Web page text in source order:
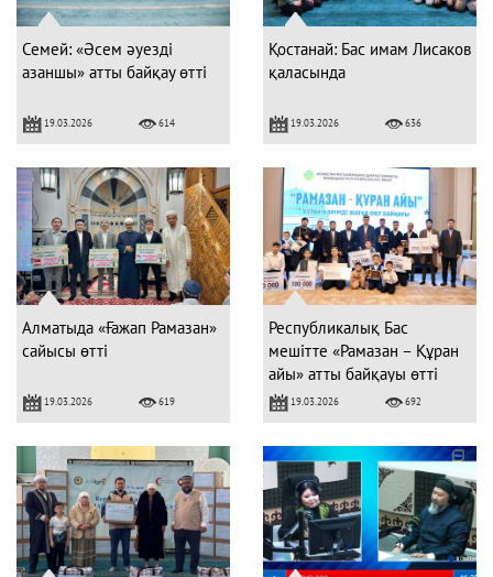
Семей: «Әсем әуезді
азаншы» атты байқау өтті
19.03.2026 614
Қостанай: Бас имам Лисаков
қаласында
19.03.2026 636
Алматыда «Ғажап Рамазан»
сайысы өтті
19.03.2026 619
Республикалық Бас
мешітте «Рамазан – Құран
айы» атты байқауы өтті
19.03.2026 692